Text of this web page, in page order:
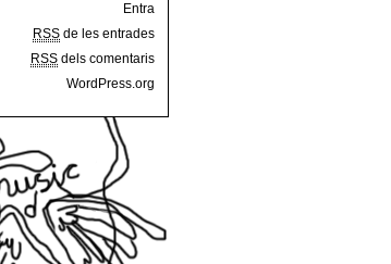
Entra
RSS de les entrades
RSS dels comentaris
WordPress.org